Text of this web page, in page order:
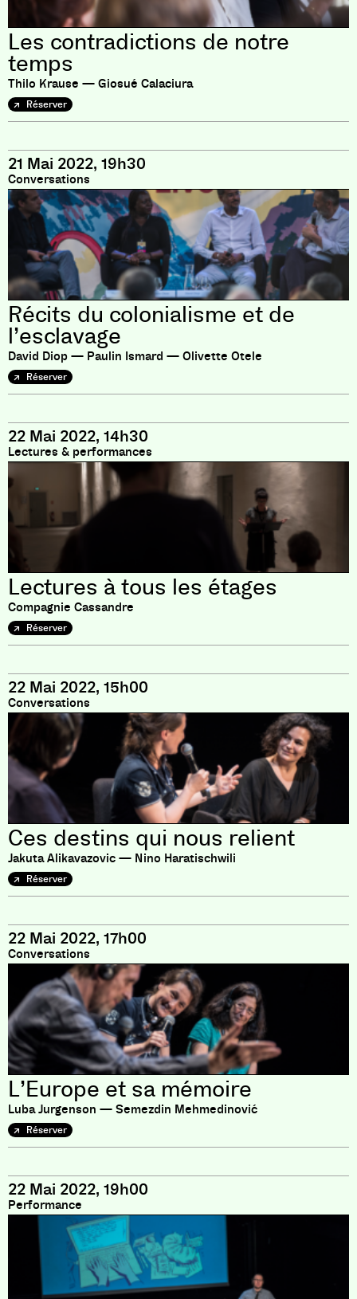
Les contradictions de notre
temps
Thilo Krause — Giosué Calaciura
Réserver
21 Mai 2022, 19h30
Conversations
Récits du colonialisme et de
l’esclavage
David Diop — Paulin Ismard — Olivette Otele
Réserver
22 Mai 2022, 14h30
Lectures & performances
Lectures à tous les étages
Compagnie Cassandre
Réserver
22 Mai 2022, 15h00
Conversations
Ces destins qui nous relient
Jakuta Alikavazovic — Nino Haratischwili
Réserver
22 Mai 2022, 17h00
Conversations
L’Europe et sa mémoire
Luba Jurgenson — Semezdin Mehmedinović
Réserver
22 Mai 2022, 19h00
Performance